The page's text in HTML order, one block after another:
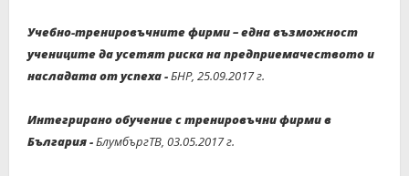
Учебно-тренировъчните фирми – една възможност
учениците да усетят риска на предприемачеството и
насладата от успеха -БНР, 25.09.2017 г.
Интегрирано обучение с тренировъчни фирми в
България -БлумбъргТВ, 03.05.2017 г.